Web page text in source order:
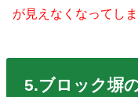
が見えなくなってしま
5.ブロック塀